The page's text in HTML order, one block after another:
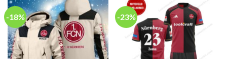
-18% -23%